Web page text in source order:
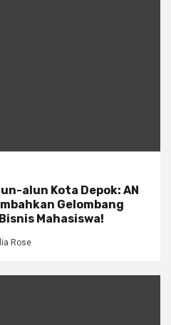
alun Kota Depok: AN
Gelombang
Mahasiswa!
Rose